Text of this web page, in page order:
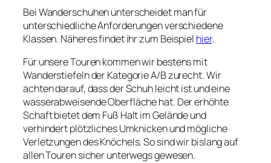
Bei Wanderschuhen unterscheidet man für
unterschiedliche Anforderungen verschiedene
Klassen. Näheres findet ihr zum Beispiel hier.
Für unsere Touren kommen wir bestens mit
Wanderstiefeln der Kategorie A/B zurecht. Wir
achten darauf, dass der Schuh leicht ist und eine
wasserabweisende Oberfläche hat. Der erhöhte
Schaft bietet dem Fuß Halt im Gelände und
verhindert plötzliches Umknicken und mögliche
Verletzungen des Knöchels. So sind wir bislang auf
allen Touren sicher unterwegs gewesen.